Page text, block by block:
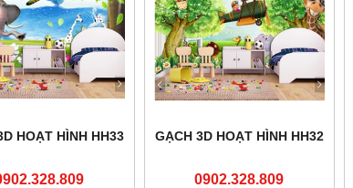
HOẠT HÌNH HH33 GẠCH 3D HOẠT HÌNH HH32
0902.328.809